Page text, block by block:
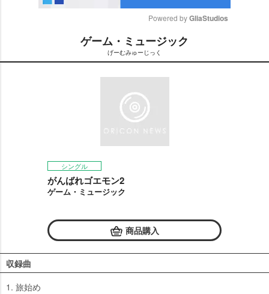
t
Powered by GliaStudios
ゲーム・ミュージック
げーむみゅーじっく
シングル
がんばれゴエモン2
ゲーム・ミュージック
商品購入
収録曲
1. 旅始め